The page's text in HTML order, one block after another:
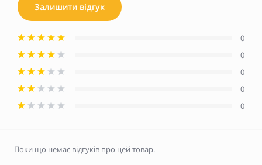
Залишити відгук
0
0
0
0
0
Поки що немає відгуків про цей товар.